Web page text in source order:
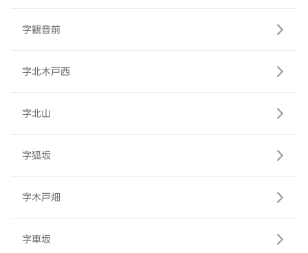
字観音前
字北木戸西
字北山
字狐坂
字木戸畑
字車坂